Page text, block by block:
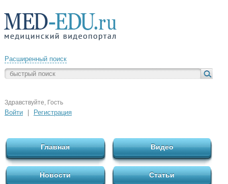
Расширенный поиск
Здравствуйте, Гость
Войти Регистрация
Главная Видео
Новости Статьи